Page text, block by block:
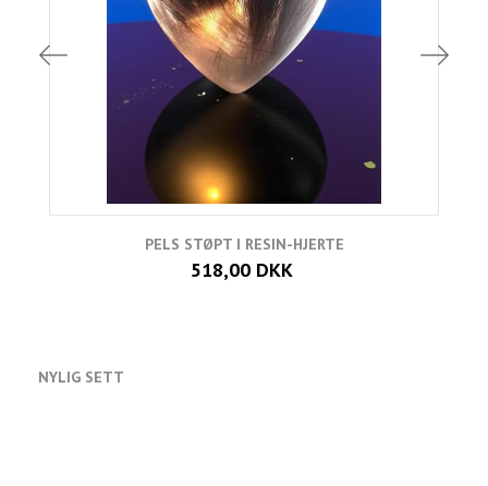
PELS STØPT I RESIN-HJERTE
518,00 DKK
NYLIG SETT